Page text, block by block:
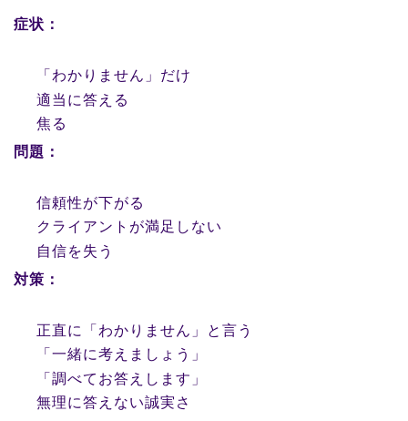
症状：
「わかりません」だけ
適当に答える
焦る
問題：
信頼性が下がる
クライアントが満足しない
自信を失う
対策：
正直に「わかりません」と言う
「一緒に考えましょう」
「調べてお答えします」
無理に答えない誠実さ